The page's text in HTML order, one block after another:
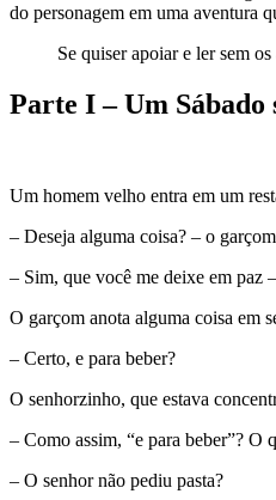
do personagem em uma aventura
Se quiser apoiar e ler sem
Parte I – Um Sábado
Um homem velho entra em um
– Deseja alguma coisa? – o
– Sim, que você me deixe em paz
O garçom anota alguma coisa em
– Certo, e para beber?
O senhorzinho, que estava
– Como assim, “e para beber”? O
– O senhor não pediu pasta?